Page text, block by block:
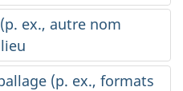
ex., autre nom
(p. ex., formats